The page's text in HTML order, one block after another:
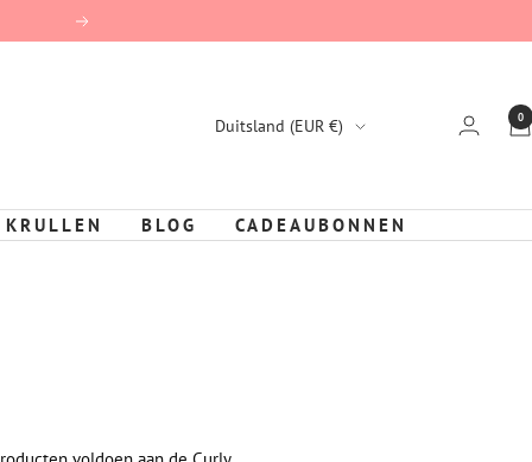
Vervolg
Land/Region
Duitsland (EUR €) 0
BLOG CADEAUBONNEN